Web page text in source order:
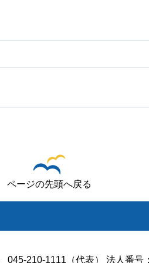
ページの先頭へ戻る
045-210-1111（代表） 法人番号